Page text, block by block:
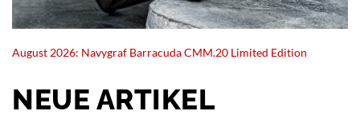
August 2026: Navygraf Barracuda CMM.20 Limited Edition
NEUE ARTIKEL